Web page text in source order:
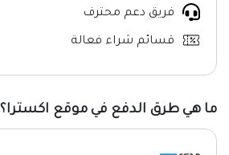
فريق دعم محترف
قسائم شراء فعالة
ما هي طرق الدفع في موقع اكسترا؟